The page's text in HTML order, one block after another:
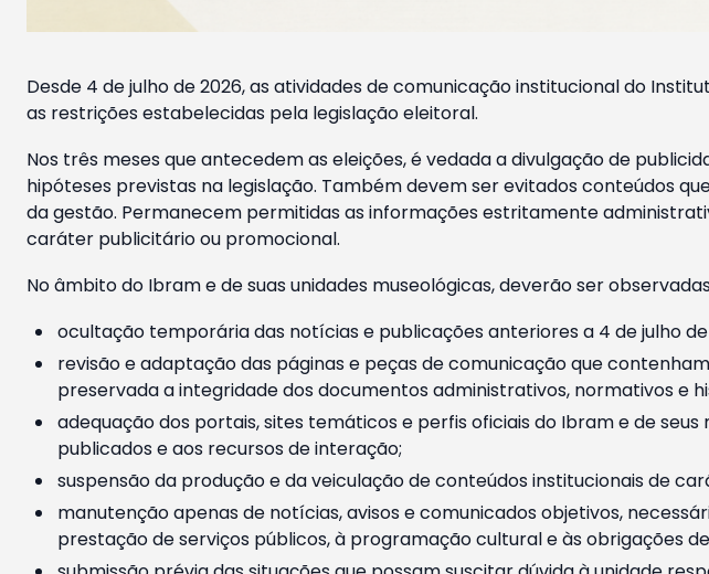
Desde 4 de julho de 2026, as atividades de comunicação institucional do
as restrições estabelecidas pela legislação eleitoral.
Nos três meses que antecedem as eleições, é vedada a divulgação de
hipóteses previstas na legislação. Também devem ser evitados conteúdos
da gestão. Permanecem permitidas as informações estritamente
caráter publicitário ou promocional.
No âmbito do Ibram e de suas unidades museológicas, deverão ser
ocultação temporária das notícias e publicações anteriores a 4 de julho
revisão e adaptação das páginas e peças de comunicação que
preservada a integridade dos documentos administrativos, normativos e
adequação dos portais, sites temáticos e perfis oficiais do Ibram e de
publicados e aos recursos de interação;
suspensão da produção e da veiculação de conteúdos institucionais de
manutenção apenas de notícias, avisos e comunicados objetivos,
prestação de serviços públicos, à programação cultural e às obrigações